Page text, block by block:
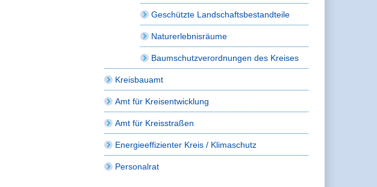
Geschützte Landschaftsbestandteile
Naturerlebnisräume
Baumschutzverordnungen des Kreises
Kreisbauamt
Amt für Kreisentwicklung
Amt für Kreisstraßen
Energieeffizienter Kreis / Klimaschutz
Personalrat